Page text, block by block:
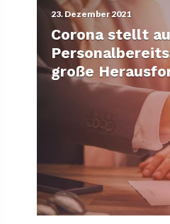
23. Dezember 2021
Corona stellt
große